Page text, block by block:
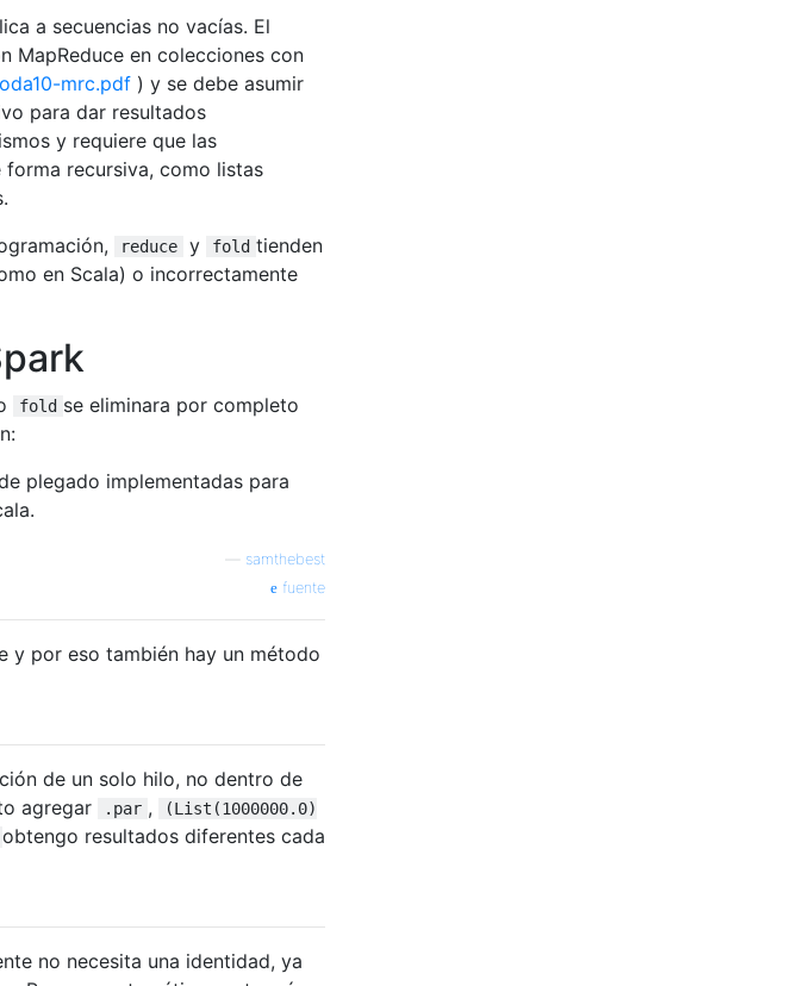
a secuencias no vacías. El
MapReduce en colecciones con
mrc.pdf ) y se debe asumir
para dar resultados
y requiere que las
recursiva, como listas
reduce y fold tienden
en Scala) o incorrectamente
fold se eliminara por completo
plegado implementadas para
samthebest
fuente
y por eso también hay un método
de un solo hilo, no dentro de
agregar
.par ,
(List(1000000.0)
obtengo resultados diferentes cada
no necesita una identidad, ya